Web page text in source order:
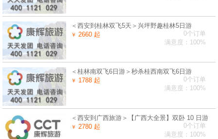
＜西安到桂林双飞5天＞兴坪野趣桂林5日游
￥ 2660 起
0个订单
满意度：100%
＜桂林南双飞6日游＞秒杀桂西南双飞6日游
￥ 1788 起
0个订单
满意度：100%
＜西安到广西旅游＞【广西大全景】双卧 10 日游
￥ 2780 起
0个订单
满意度：100%